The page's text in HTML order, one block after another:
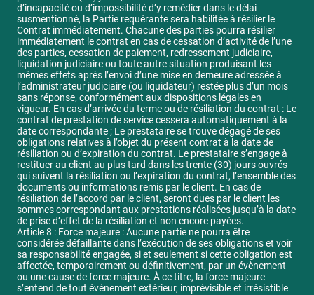
d’incapacité ou d’impossibilité d’y remédier dans le délai
susmentionné, la Partie requérante sera habilitée à résilier le
Contrat immédiatement. Chacune des parties pourra résilier
immédiatement le contrat en cas de cessation d’activité de l’une
des parties, cessation de paiement, redressement judiciaire,
liquidation judiciaire ou toute autre situation produisant les
mêmes effets après l’envoi d’une mise en demeure adressée à
l’administrateur judiciaire (ou liquidateur) restée plus d’un mois
sans réponse, conformément aux dispositions légales en
vigueur. En cas d’arrivée du terme ou de résiliation du contrat : Le
contrat de prestation de service cessera automatiquement à la
date correspondante ; Le prestataire se trouve dégagé de ses
obligations relatives à l’objet du présent contrat à la date de
résiliation ou d’expiration du contrat. Le prestataire s’engage à
restituer au client au plus tard dans les trente (30) jours ouvrés
qui suivent la résiliation ou l’expiration du contrat, l’ensemble des
documents ou informations remis par le client. En cas de
résiliation de l’accord par le client, seront dues par le client les
sommes correspondant aux prestations réalisées jusqu’à la date
de prise d’effet de la résiliation et non encore payées.
Article 8 : Force majeure : Aucune partie ne pourra être
considérée défaillante dans l’exécution de ses obligations et voir
sa responsabilité engagée, si et seulement si cette obligation est
affectée, temporairement ou définitivement, par un évènement
ou une cause de force majeure. À ce titre, la force majeure
s’entend de tout événement extérieur, imprévisible et irrésistible